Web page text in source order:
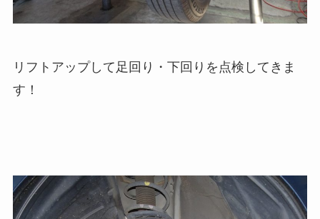
リフトアップして足回り・下回りを点検してきま
す！